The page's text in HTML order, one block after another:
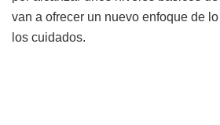
van a ofrecer un nuevo enfoque de
los cuidados.